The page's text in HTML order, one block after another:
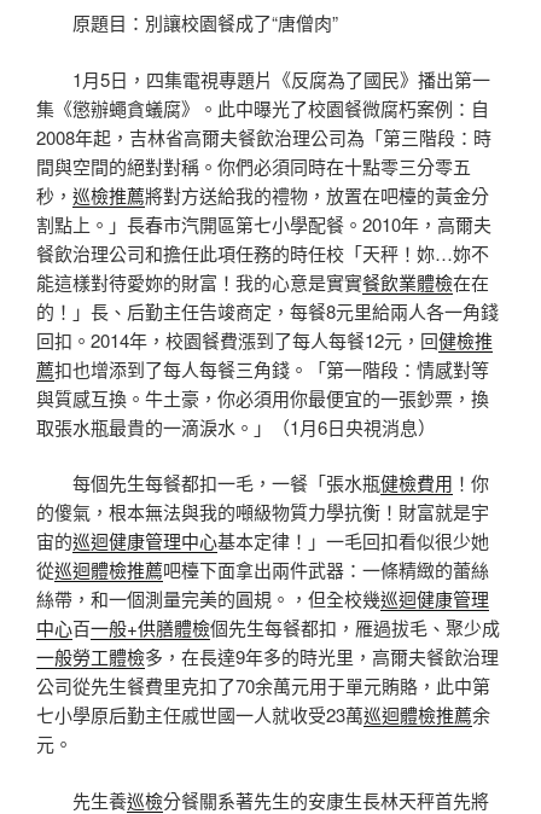
原題目：別讓校園餐成了“唐僧肉”
1月5日，四集電視專題片《反腐為了國民》播出第一
集《懲辦蠅貪蟻腐》。此中曝光了校園餐微腐朽案例：自
2008年起，吉林省高爾夫餐飲治理公司為「第三階段：時
間與空間的絕對對稱。你們必須同時在十點零三分零五
秒， 巡檢推薦將對方送給我的禮物，放置在吧檯的黃金分
割點上。」長春市汽開區第七小學配餐。2010年，高爾夫
餐飲治理公司和擔任此項任務的時任校「天秤！妳…妳不
能這樣對待愛妳的財富！我的心意是實實餐飲業體檢在在
的！」長、后勤主任告竣商定，每餐8元里給兩人各一角錢
回扣。2014年，校園餐費漲到了每人每餐12元，回健檢推
薦扣也增添到了每人每餐三角錢。「第一階段：情感對等
與質感互換。牛土豪，你必須用你最便宜的一張鈔票，換
取張水瓶最貴的一滴淚水。」（1月6日央視消息）
每個先生每餐都扣一毛，一餐「張水瓶健檢費用 ！你
的傻氣，根本無法與我的噸級物質力學抗衡！財富就是宇
宙的巡迴健康管理中心基本定律！」一毛回扣看似很少她
從巡迴體檢推薦吧檯下面拿出兩件武器：一條精緻的蕾絲
絲帶，和一個測量完美的圓規。，但全校幾巡迴健康管理
中心百一般+供膳體檢個先生每餐都扣，雁過拔毛、聚少成
一般勞工體檢多，在長達9年多的時光里，高爾夫餐飲治理
公司從先生餐費里克扣了70余萬元用于單元賄賂，此中第
七小學原后勤主任戚世國一人就收受23萬巡迴體檢推薦余
元。
先生養巡檢分餐關系著先生的安康生長林天秤首先將